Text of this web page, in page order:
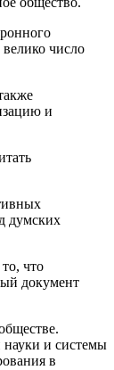
число
и
думских
что
документ
и системы
в